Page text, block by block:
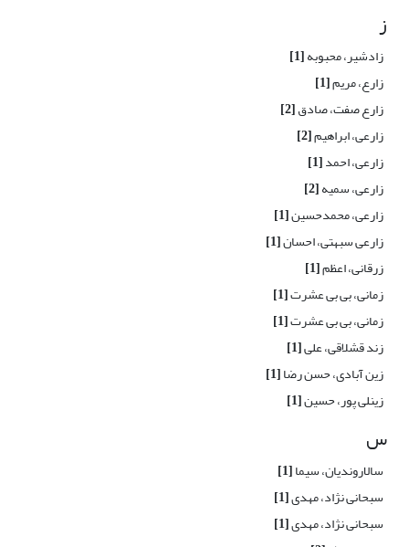
ز
زادشیر، محبوبه[1]
زارع، مریم[1]
زارع صفت، صادق[2]
زارعی، ابراهیم[2]
زارعی، احمد[1]
زارعی، سمیه[2]
زارعی، محمدحسین[1]
زارعی سبهتی، احسان[1]
زرقانی، اعظم[1]
زمانی، بی بی عشرت[1]
زمانی، بی بی عشرت[1]
زند قشلاقی، علی[1]
زین آبادی، حسن رضا[1]
زینلی پور، حسین[1]
س
سالاروندیان، سیما[1]
سبحانی نژاد، مهدی[1]
سبحانی نژاد، مهدی[1]